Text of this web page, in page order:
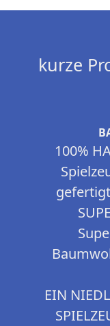
kurze
100%
EIN